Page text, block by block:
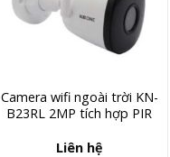
Camera wifi ngoài trời KN-
B23RL 2MP tích hợp PIR
Liên hệ